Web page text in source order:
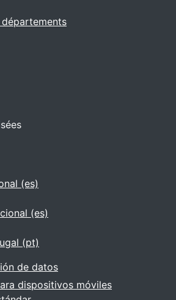
‎(es)‎
‎(es)‎
‎(pt)‎
de datos
dispositivos móviles